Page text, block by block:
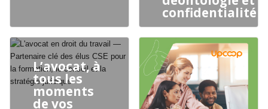
confidentialité
L’avocat, à
tous les
moments
de vos